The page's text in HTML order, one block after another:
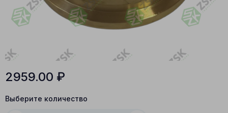
2959.00 ₽
Выберите количество